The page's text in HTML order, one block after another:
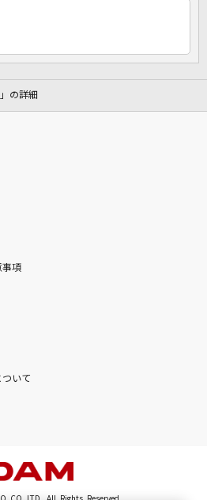
の詳細
事項
いて
CO.,LTD. All Rights Reserved.